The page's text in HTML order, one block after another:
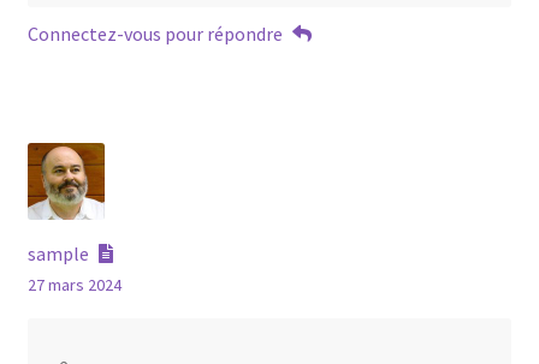
Connectez-vous pour répondre
sample
27 mars 2024